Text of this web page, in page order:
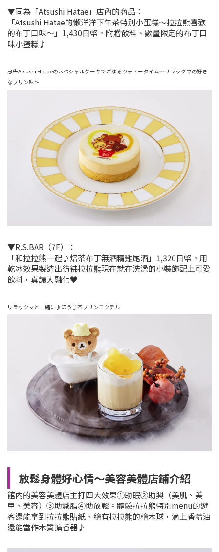
▼同為「Atsushi Hatae」店內的商品：
「Atsushi Hatae的懶洋洋下午茶特別小蛋糕～拉拉熊喜歡
的布丁口味～」1,430日幣。附贈飲料、數量限定的布丁口
味小蛋糕♪
忠告Atsushi Hataeのスペシャルケーキでごゆるりティータイム～リラックマの好き
なプリン味～
▼R.S.BAR（7F）：
「和拉拉熊一起♪焙茶布丁無酒精雞尾酒」1,320日幣。用
乾冰效果製造出彷彿拉拉熊現在就在洗澡的小裝飾配上可愛
飲料，真讓人融化♥
リラックマと一緒に♪ほうじ茶プリンモクテル
放鬆身體好心情～美容美體店鋪介紹
館內的美容美體店主打四大效果①助眠②助興（美肌、美
甲、美容）③助減脂④助放鬆。體驗拉拉熊特別menu的遊
客還能拿到拉拉熊貼紙、繪有拉拉熊的檜木球，滴上香精油
還能當作木質擴香器♪